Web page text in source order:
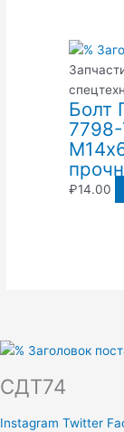
Болт
₽14.00
СДТ74
Instagram Twitter